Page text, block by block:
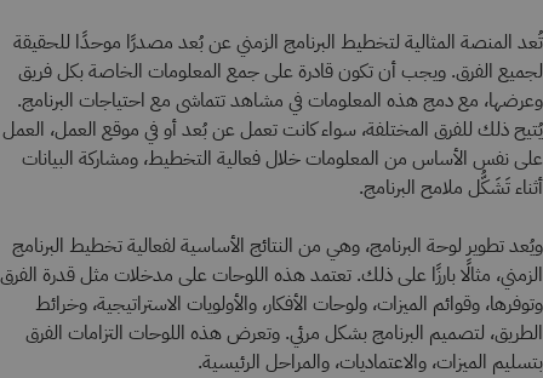
تُعد المنصة المثالية لتخطيط البرنامج الزمني عن بُعد مصدرًا موحدًا للحقيقة
لجميع الفرق. ويجب أن تكون قادرة على جمع المعلومات الخاصة بكل فريق
وعرضها، مع دمج هذه المعلومات في مشاهد تتماشى مع احتياجات البرنامج.
يُتيح ذلك للفرق المختلفة، سواء كانت تعمل عن بُعد أو في موقع العمل، العمل
على نفس الأساس من المعلومات خلال فعالية التخطيط، ومشاركة البيانات
أثناء تَشَكُّل ملامح البرنامج.
ويُعد تطوير لوحة البرنامج، وهي من النتائج الأساسية لفعالية تخطيط البرنامج
الزمني، مثالًا بارزًا على ذلك. تعتمد هذه اللوحات على مدخلات مثل قدرة الفرق
وتوفرها، وقوائم الميزات، ولوحات الأفكار، والأولويات الاستراتيجية، وخرائط
الطريق، لتصميم البرنامج بشكل مرئي. وتعرض هذه اللوحات التزامات الفرق
بتسليم الميزات، والاعتماديات، والمراحل الرئيسية.